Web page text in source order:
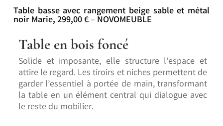
Table basse avec rangement beige sable et métal
noir Marie, 299,00 € – NOVOMEUBLE
Table en bois foncé
Solide et imposante, elle structure l’espace et
attire le regard. Les tiroirs et niches permettent de
garder l’essentiel à portée de main, transformant
la table en un élément central qui dialogue avec
le reste du mobilier.